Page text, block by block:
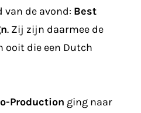
van de avond: Best
. Zij zijn daarmee de
ooit die een Dutch
Production ging naar